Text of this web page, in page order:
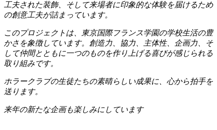
工夫された装飾、そして来場者に印象的な体験を届けるため
の創意工夫が詰まっています。
このプロジェクトは、東京国際フランス学園の学校生活の豊
かさを象徴しています。創造力、協力、主体性、企画力、そ
して仲間とともに一つのものを作り上げる喜びが感じられる
取り組みです。
ホラークラブの生徒たちの素晴らしい成果に、心から拍手を
送ります。
来年の新たな企画も楽しみにしています